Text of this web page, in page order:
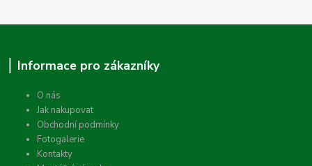
Informace pro zákazníky
O nás
Jak nakupovat
Obchodní podmínky
Fotogalerie
Kontakty